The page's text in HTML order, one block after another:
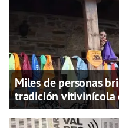
Miles de personas
tradición vitivinícola